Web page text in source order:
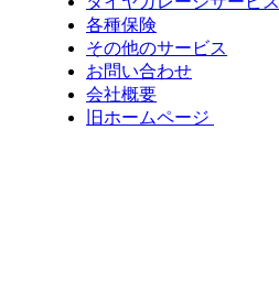
各種保険
その他のサービス
お問い合わせ
会社概要
旧ホームページ